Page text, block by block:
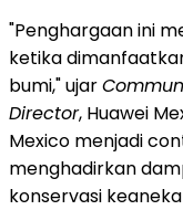
"Penghargaan ini
ketika
bumi," ujar
Director, Huawei
Mexico menjadi
menghadirkan
konservasi